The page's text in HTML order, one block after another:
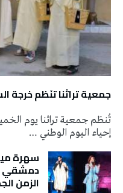
جمعية تراثنا تنَظم خرجة
إحياء اليوم الوطني …
سهرة
دمشقي
الزمن